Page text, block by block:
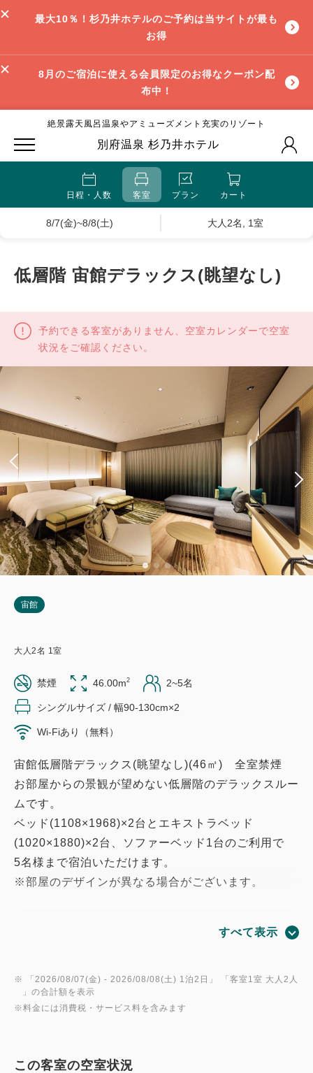
最大10％！杉乃井ホテルのご予約は当サイトが最も
お得
8月のご宿泊に使える会員限定のお得なクーポン配
布中！
絶景露天風呂温泉やアミューズメント充実のリゾート
別府温泉 杉乃井ホテル
日程・人数 客室 プラン カート
8/7(金)~8/8(土) 大人2名, 1室
低層階 宙館デラックス(眺望なし)
予約できる客室がありません、空室カレンダーで空室
状況をご確認ください。
宙館
大人 2名 1 室
禁煙 46.00m2 2~5名
シングルサイズ / 幅90-130cm×2
Wi-Fiあり（無料）
宙館低層階デラックス(眺望なし)(46㎡) 全室禁煙
お部屋からの景観が望めない低層階のデラックスルー
ムです。
ベッド(1108×1968)×2台とエキストラベッド
(1020×1880)×2台、ソファーベッド1台のご利用で
5名様まで宿泊いただけます。
※部屋のデザインが異なる場合がございます。
冷蔵庫／セキュリティボックス／加湿空気清浄機／電
※アメニティはフロント近くにあるアメニティバーを
キャップ／コットンセット）
すべて表示
※ 「 2026/08/07(金) - 2026/08/08(土) 1泊2日 」 「客室1室 大人2人
」の合計額を表示
※料金には消費税・サービス料を含みます
この客室の空室状況